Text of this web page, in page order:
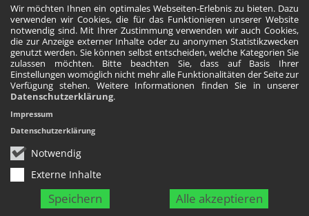
Wir möchten Ihnen ein optimales Webseiten-Erlebnis zu bieten. Dazu
verwenden wir Cookies, die für das Funktionieren unserer Website
notwendig sind. Mit Ihrer Zustimmung verwenden wir auch Cookies,
die zur Anzeige externer Inhalte oder zu anonymen Statistikzwecken
genutzt werden. Sie können selbst entscheiden, welche Kategorien Sie
zulassen möchten. Bitte beachten Sie, dass auf Basis Ihrer
Einstellungen womöglich nicht mehr alle Funktionalitäten der Seite zur
Verfügung stehen. Weitere Informationen finden Sie in unserer
Datenschutzerklärung.
Notwendig
Externe Inhalte
Speichern Alle akzeptieren
Impressum
Datenschutzerklärung